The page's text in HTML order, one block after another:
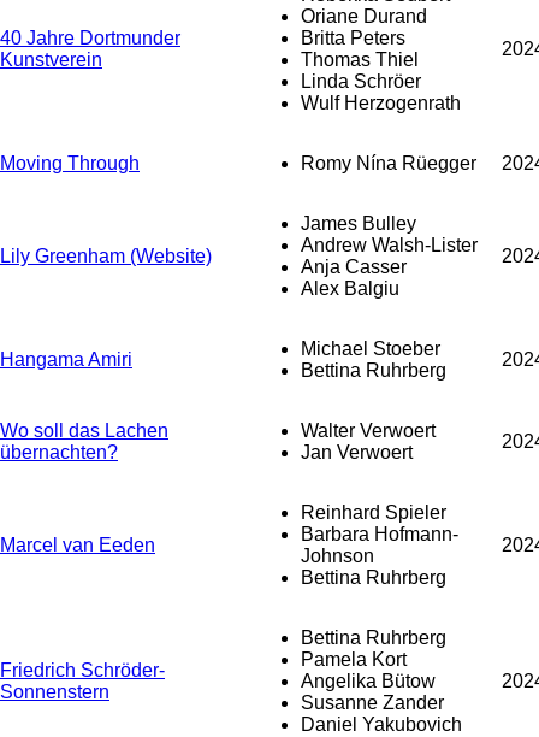
40 Jahre Dortmunder
Kunstverein
Oriane Durand
Britta Peters
Thomas Thiel
Linda Schröer
Wulf Herzogenrath
Moving Through Romy Nína Rüegger
Lily Greenham (Website)
James Bulley
Andrew Walsh-Lister
Anja Casser
Alex Balgiu
Hangama Amiri
Michael Stoeber
Bettina Ruhrberg
Wo soll das Lachen
übernachten?
Walter Verwoert
Jan Verwoert
Marcel van Eeden
Reinhard Spieler
Barbara Hofmann-
Johnson
Bettina Ruhrberg
Friedrich Schröder-
Sonnenstern
Bettina Ruhrberg
Pamela Kort
Angelika Bütow
Susanne Zander
Daniel Yakubovich